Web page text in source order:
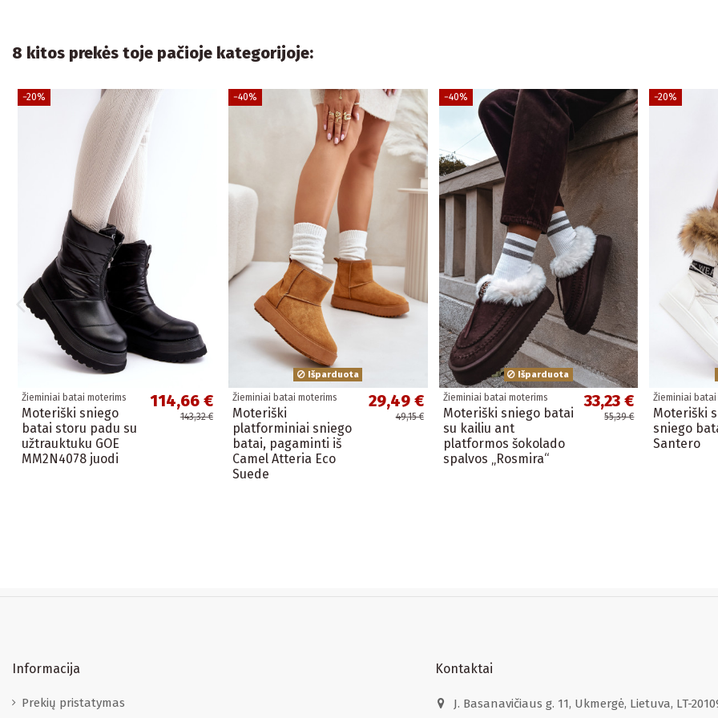
8 kitos prekės toje pačioje kategorijoje:
−20%
Žieminiai batai moterims
Moteriški sniego
batai storu padu su
užtrauktuku GOE
MM2N4078 juodi
114,66 €
143,32 €
−40%
Išparduota
Žieminiai batai moterims
Moteriški
platforminiai sniego
batai, pagaminti iš
Camel Atteria Eco
Suede
29,49 €
49,15 €
−40%
Išparduota
Žieminiai batai moterims
Moteriški sniego batai
su kailiu ant
platformos šokolado
spalvos „Rosmira“
33,23 €
55,39 €
−20%
Žieminiai
Moteriški
sniego
Santero
Informacija
Prekių pristatymas
Kontaktai
J. Basanavičiaus g. 11, Ukmergė, Lietuva, LT-